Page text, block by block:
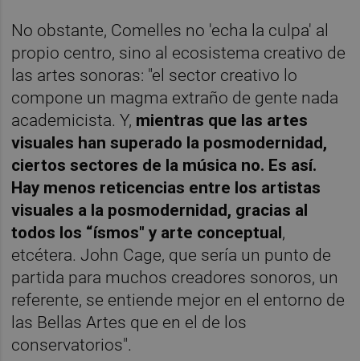
No obstante, Comelles no 'echa la culpa' al
propio centro, sino al ecosistema creativo de
las artes sonoras: "el sector creativo lo
compone un magma extraño de gente nada
academicista. Y, mientras que las artes
visuales han superado la posmodernidad,
ciertos sectores de la música no. Es así.
Hay menos reticencias entre los artistas
visuales a la posmodernidad, gracias al
todos los “ísmos" y arte conceptual,
etcétera. John Cage, que sería un punto de
partida para muchos creadores sonoros, un
referente, se entiende mejor en el entorno de
las Bellas Artes que en el de los
conservatorios".